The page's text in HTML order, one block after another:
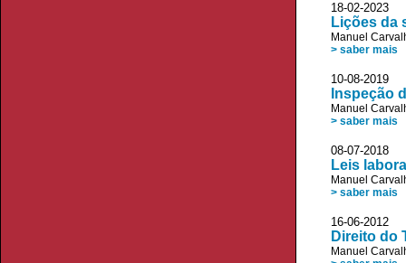
18-02-2023
Lições da
Manuel
> saber mais
10-08-2019
Inspeção
Manuel
> saber mais
08-07-2018
Leis
Manuel
> saber mais
16-06-2012
Direito do
Manuel